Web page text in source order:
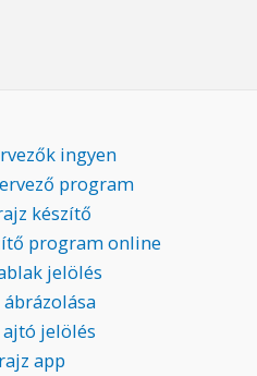
ingyen
program
készítő
program online
jelölés
jelölés
app